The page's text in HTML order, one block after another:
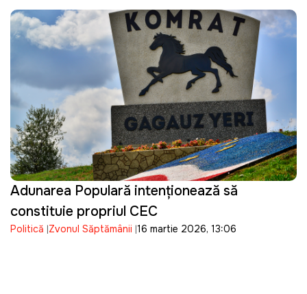
Adunarea Populară intenționează să
constituie propriul CEC
Politică Zvonul Săptămânii 16 martie 2026, 13:06